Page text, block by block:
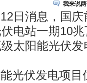
我来说
消息，国庆
电站一期10
太阳能光伏发
伏发电项目